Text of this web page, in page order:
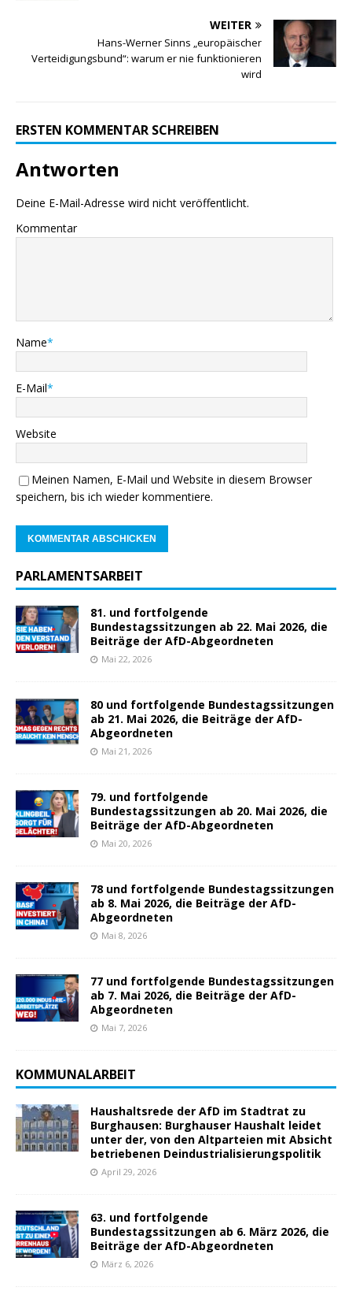
WEITER
Hans-Werner Sinns „europäischer
Verteidigungsbund“: warum er nie funktionieren
wird
ERSTEN KOMMENTAR SCHREIBEN
Antworten
Deine E-Mail-Adresse wird nicht veröffentlicht.
Kommentar
Name*
E-Mail*
Website
Meinen Namen, E-Mail und Website in diesem Browser
speichern, bis ich wieder kommentiere.
PARLAMENTSARBEIT
81. und fortfolgende
Bundestagssitzungen ab 22. Mai 2026, die
Beiträge der AfD-Abgeordneten
Mai 22, 2026
80 und fortfolgende Bundestagssitzungen
ab 21. Mai 2026, die Beiträge der AfD-
Abgeordneten
Mai 21, 2026
79. und fortfolgende
Bundestagssitzungen ab 20. Mai 2026, die
Beiträge der AfD-Abgeordneten
Mai 20, 2026
78 und fortfolgende Bundestagssitzungen
ab 8. Mai 2026, die Beiträge der AfD-
Abgeordneten
Mai 8, 2026
77 und fortfolgende Bundestagssitzungen
ab 7. Mai 2026, die Beiträge der AfD-
Abgeordneten
Mai 7, 2026
KOMMUNALARBEIT
Haushaltsrede der AfD im Stadtrat zu
Burghausen: Burghauser Haushalt leidet
unter der, von den Altparteien mit Absicht
betriebenen Deindustrialisierungspolitik
April 29, 2026
63. und fortfolgende
Bundestagssitzungen ab 6. März 2026, die
Beiträge der AfD-Abgeordneten
März 6, 2026